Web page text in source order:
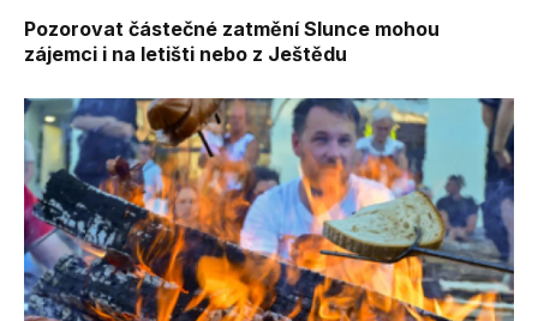
Pozorovat částečné zatmění Slunce mohou
zájemci i na letišti nebo z Ještědu